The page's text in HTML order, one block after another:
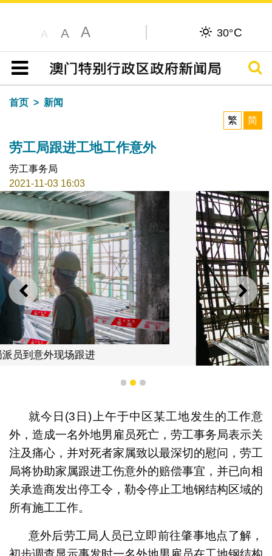
A A A 30°C
目录
搜寻
首页
新闻
繁
简
劳工局跟进工地工作意外
劳工事务局
2021-11-03 16:03
上一则 下一
劳工局派员到意外现场跟进
1 2 3
就今日(3日)上午于中区某工地发生的工作意
外，造成一名外地男雇员死亡，劳工事务局表示关
注及痛心，并对死者家属致以最深切的慰问，劳工
局将协助家属跟进工伤意外的赔偿事宜，并已向相
关承造商发出停工令，勒令停止工地钢结构区域的
所有施工工作。
意外后劳工局人员已立即前往肇事地点了解，